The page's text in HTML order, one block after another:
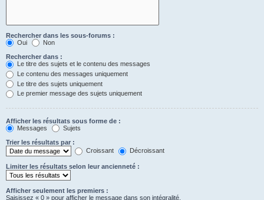
Rechercher dans les sous-forums :
Oui
Non
Rechercher dans :
Le titre des sujets et le contenu des messages
Le contenu des messages uniquement
Le titre des sujets uniquement
Le premier message des sujets uniquement
Afficher les résultats sous forme de :
Messages
Sujets
Trier les résultats par :
Croissant
Décroissant
Limiter les résultats selon leur ancienneté :
Afficher seulement les premiers :
Saisissez « 0 » pour afficher le message dans son intégralité.